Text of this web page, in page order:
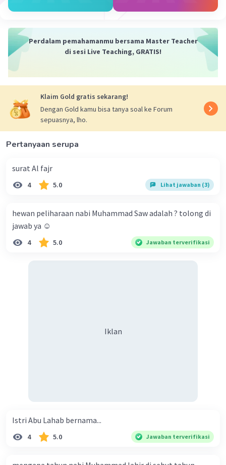
Risna S Level 100
dzikir, membaca al qur an
Perdalam pemahamanmu bersama Master Teacher
di sesi Live Teaching, GRATIS!
Klaim Gold gratis sekarang!
Dengan Gold kamu bisa tanya soal ke Forum
sepuasnya, lho.
Pertanyaan serupa
surat Al fajr
4 5.0 Lihat jawaban (3)
hewan peliharaan nabi Muhammad Saw adalah ? tolong di
jawab ya ☺️
4 5.0 Jawaban terverifikasi
Iklan
Istri Abu Lahab bernama...
4 5.0 Jawaban terverifikasi